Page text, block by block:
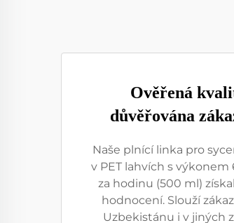
Ověřená
důvěřována
Naše plnící linka pro
v PET lahvích s výkonem
za hodinu (500 ml)
hodnocení. Slouží
Uzbekistánu i v jiných